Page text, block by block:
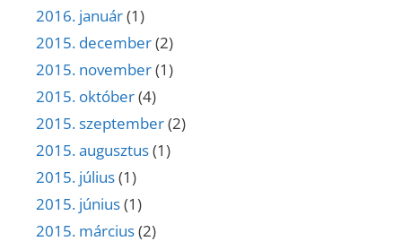
2016. január(1)
2015. december(2)
2015. november(1)
2015. október(4)
2015. szeptember(2)
2015. augusztus(1)
2015. július(1)
2015. június(1)
2015. március(2)